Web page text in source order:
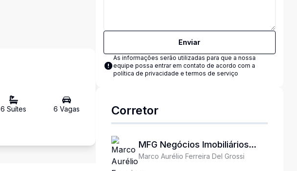
6 Suítes 6 Vagas
Enviar
As informações serão utilizadas para que a nossa
equipe possa entrar em contato de acordo com a
política de privacidade e termos de serviço
Corretor
MFG Negócios Imobiliários
Ltda
Marco Aurélio Ferreira Del Grossi